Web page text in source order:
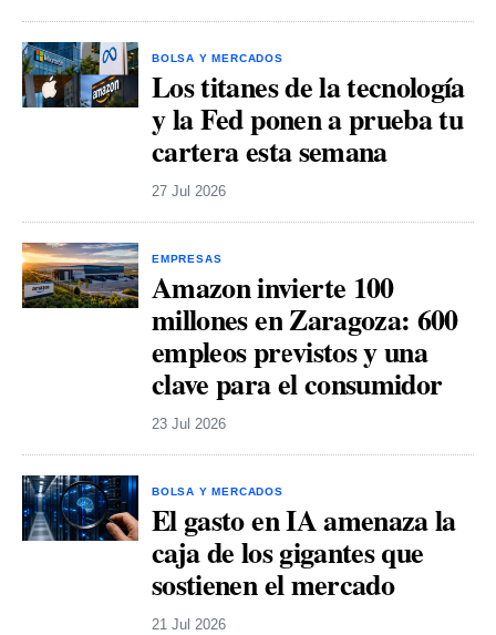
BOLSA Y MERCADOS
Los titanes de la tecnología
y la Fed ponen a prueba tu
cartera esta semana
27 Jul 2026
EMPRESAS
Amazon invierte 100
millones en Zaragoza: 600
empleos previstos y una
clave para el consumidor
23 Jul 2026
BOLSA Y MERCADOS
El gasto en IA amenaza la
caja de los gigantes que
sostienen el mercado
21 Jul 2026